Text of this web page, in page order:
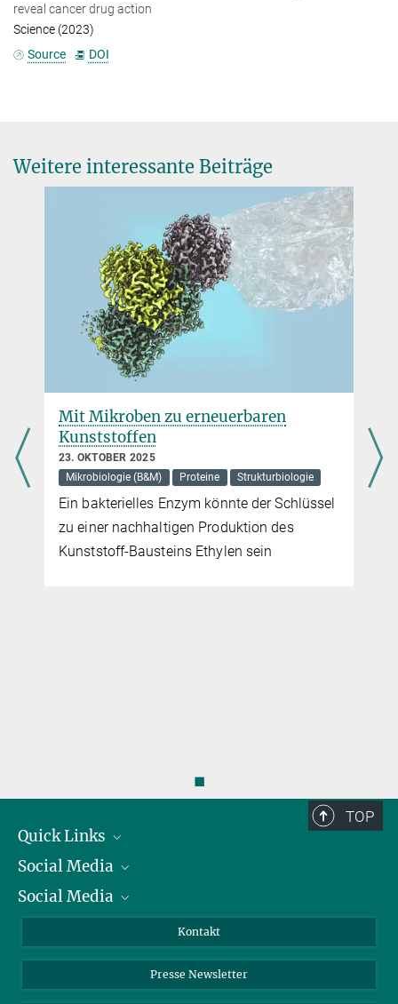
reveal cancer drug action
Science (2023)
Source
DOI
Weitere interessante Beiträge
Mit Mikroben zu erneuerbaren
Kunststoffen
23. OKTOBER 2025
Mikrobiologie (B&M)
Proteine Strukturbiologie
Ein bakterielles Enzym könnte der Schlüssel
zu einer nachhaltigen Produktion des
Kunststoff-Bausteins Ethylen sein
◼
TOP
Quick Links
Präsident
Zahlen und Fakten
Social Media
Bluesky
TikTok
Social Media
Instagram
YouTube
Kontakt
Presse Newsletter